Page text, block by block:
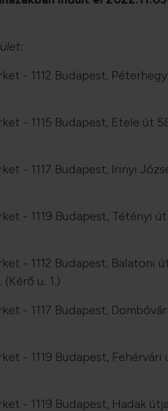
- 1112 Budapest,
- 1115 Budapest, Etele út
- 1117 Budapest, Irinyi
- 1119 Budapest, Tétényi út
- 1112 Budapest, Balatoni
u. 1.)
- 1117 Budapest,
- 1119 Budapest, Fehérvári
- 1119 Budapest, Hadak